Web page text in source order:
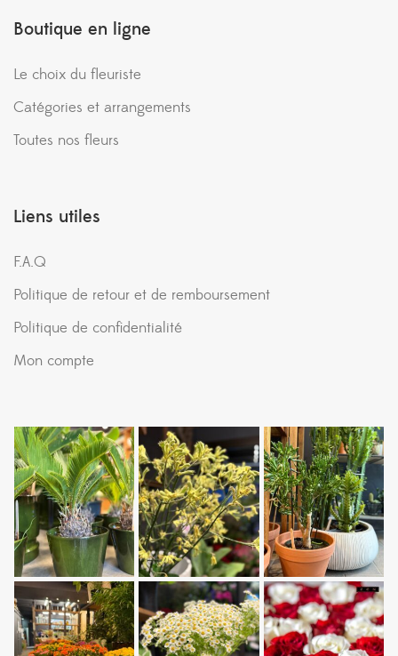
Boutique en ligne
Le choix du fleuriste
Catégories et arrangements
Toutes nos fleurs
Liens utiles
F.A.Q
Politique de retour et de remboursement
Politique de confidentialité
Mon compte